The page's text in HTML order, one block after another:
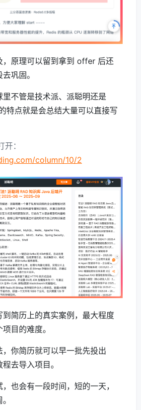
，原理可以留到拿到 offer 后还
巩固。
不管是技术派、派聪明还是
特点就是会总结大量可以直接写
：
column/10/2
简历上的真实案例，最大程度
目的难度。
你简历就可以早一批先投出
去导入项目。
也会有一段时间，短的一天，